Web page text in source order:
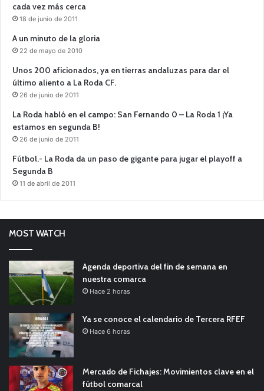
cada vez más cerca
18 de junio de 2011
A un minuto de la gloria
22 de mayo de 2010
Unos 200 aficionados, ya en tierras andaluzas para dar el
último aliento a La Roda CF.
26 de junio de 2011
La Roda habló en el campo: San Fernando 0 – La Roda 1 ¡Ya
estamos en segunda B!
26 de junio de 2011
Fútbol.- La Roda da un paso de gigante para jugar el playoff a
Segunda B
11 de abril de 2011
MOST WATCH
Agenda deportiva del fin de semana en
nuestra comarca
Hace 2 horas
Ya se conoce el calendario de Tercera RFEF
Hace 6 horas
Mercado de Fichajes: Movimientos clave en el
fútbol comarcal